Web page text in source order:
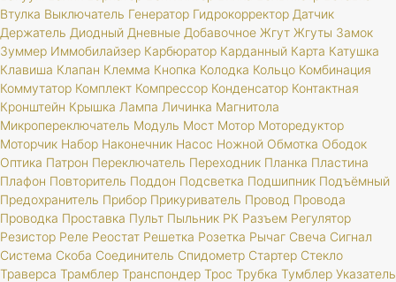
Втулка Выключатель Генератор Гидрокорректор Датчик
Держатель Диодный Дневные Добавочное Жгут Жгуты Замок
Зуммер Иммобилайзер Карбюратор Карданный Карта Катушка
Клавиша Клапан Клемма Кнопка Колодка Кольцо Комбинация
Коммутатор Комплект Компрессор Конденсатор Контактная
Кронштейн Крышка Лампа Личинка Магнитола
Микропереключатель Модуль Мост Мотор Моторедуктор
Моторчик Набор Наконечник Насос Ножной Обмотка Ободок
Оптика Патрон Переключатель Переходник Планка Пластина
Плафон Повторитель Поддон Подсветка Подшипник Подъёмный
Предохранитель Прибор Прикуриватель Провод Провода
Проводка Проставка Пульт Пыльник РК Разъем Регулятор
Резистор Реле Реостат Решетка Розетка Рычаг Свеча Сигнал
Система Скоба Соединитель Спидометр Стартер Стекло
Траверса Трамблер Транспондер Трос Трубка Тумблер Указатель